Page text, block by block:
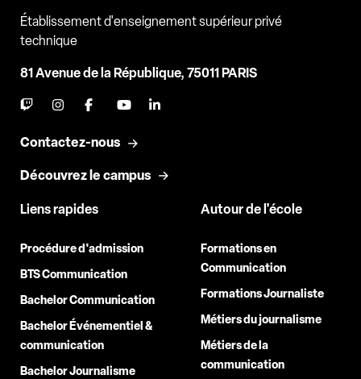
Établissement d'enseignement supérieur privé
technique
81 Avenue de la République, 75011 PARIS
Contactez-nous
Découvrez le campus
Liens rapides
Procédure d'admission
BTS Communication
Bachelor Communication
Bachelor Événementiel &
communication
Bachelor Journalisme
Autour de l'école
Formations en
Communication
Formations Journaliste
Métiers du journalisme
Métiers de la
communication